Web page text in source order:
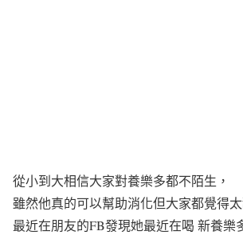
從小到大相信大家對養樂多都不陌生，
雖然他真的可以幫助消化但大家都覺得太
最近在朋友的FB發現她最近在喝 新養樂